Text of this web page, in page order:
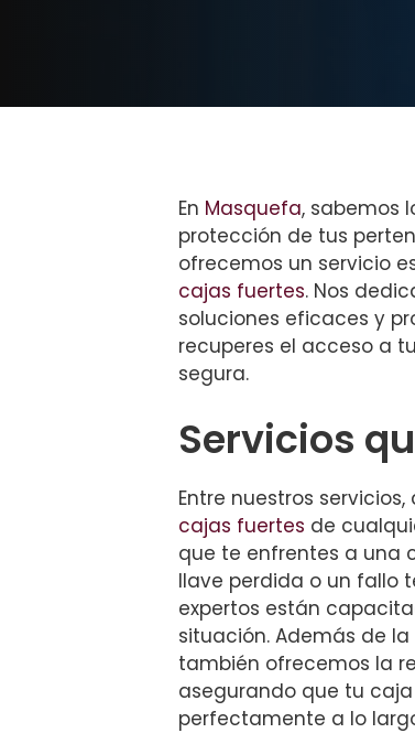
En Masquefa, sabemos
protección de tus
ofrecemos un servicio
cajas fuertes. Nos
soluciones eficaces y
recuperes el acceso a
segura.
Servicios
Entre nuestros
cajas fuertes de
que te enfrentes a una
llave perdida o un fallo
expertos están
situación. Además de
también ofrecemos la
asegurando que tu
perfectamente a lo